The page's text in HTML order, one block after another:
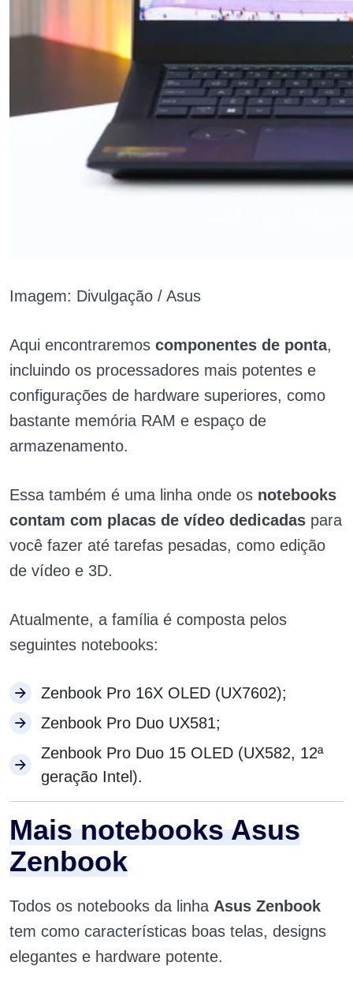
Imagem: Divulgação / Asus
Aqui encontraremos componentes de ponta,
incluindo os processadores mais potentes e
configurações de hardware superiores, como
bastante memória RAM e espaço de
armazenamento.
Essa também é uma linha onde os notebooks
contam com placas de vídeo dedicadas para
você fazer até tarefas pesadas, como edição
de vídeo e 3D.
Atualmente, a família é composta pelos
seguintes notebooks:
Zenbook Pro 16X OLED (UX7602);
Zenbook Pro Duo UX581;
Zenbook Pro Duo 15 OLED (UX582, 12ª
geração Intel).
Mais notebooks Asus
Zenbook
Todos os notebooks da linha Asus Zenbook
tem como características boas telas, designs
elegantes e hardware potente.